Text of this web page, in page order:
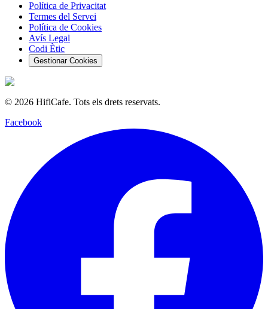
Política de Privacitat
Termes del Servei
Política de Cookies
Avís Legal
Codi Ètic
Gestionar Cookies
© 2026 HifiCafe. Tots els drets reservats.
Facebook